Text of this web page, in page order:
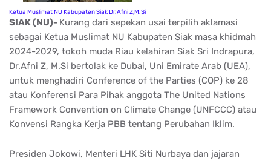
Ketua Muslimat NU Kabupaten Siak Dr.Afni Z,M.Si
SIAK (NU)- Kurang dari sepekan usai terpilih aklamasi
sebagai Ketua Muslimat NU Kabupaten Siak masa khidmah
2024-2029, tokoh muda Riau kelahiran Siak Sri Indrapura,
Dr.Afni Z, M.Si bertolak ke Dubai, Uni Emirate Arab (UEA),
untuk menghadiri Conference of the Parties (COP) ke 28
atau Konferensi Para Pihak anggota The United Nations
Framework Convention on Climate Change (UNFCCC) atau
Konvensi Rangka Kerja PBB tentang Perubahan Iklim.
Presiden Jokowi, Menteri LHK Siti Nurbaya dan jajaran